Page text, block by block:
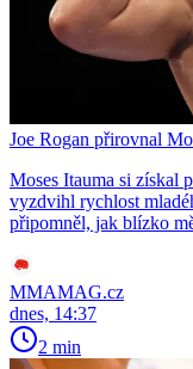
Joe Rogan přirovnal
Moses Itauma si získal
vyzdvihl rychlost
připomněl, jak blízko
MMAMAG.cz
dnes, 14:37
2 min